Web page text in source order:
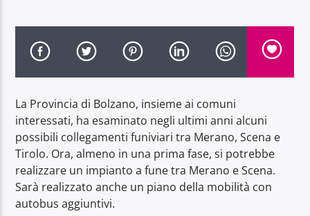
Radio Dolomiti
La Provincia di Bolzano, insieme ai comuni
interessati, ha esaminato negli ultimi anni alcuni
possibili collegamenti funiviari tra Merano, Scena e
Tirolo. Ora, almeno in una prima fase, si potrebbe
realizzare un impianto a fune tra Merano e Scena.
Sarà realizzato anche un piano della mobilità con
autobus aggiuntivi.